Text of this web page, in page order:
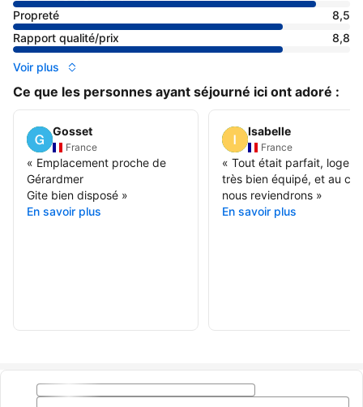
Propreté
8,5
Rapport qualité/prix
8,8
Voir plus
Ce que les personnes ayant séjourné ici ont adoré :
Gosset
France
« Emplacement proche de
Gérardmer
Gite bien disposé »
En savoir plus
Isabelle
France
« Tout était parfait,
très bien équipé, et au
nous reviendrons»
En savoir plus